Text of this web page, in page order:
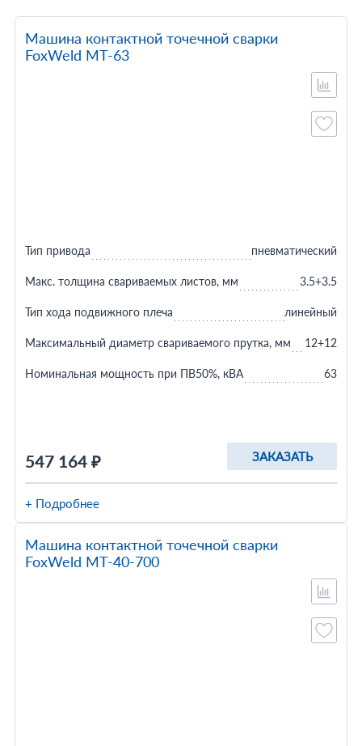
Машина контактной точечной сварки
FoxWeld МТ-63
547 164 ₽ ЗАКАЗАТЬ
Тип привода пневматический
Макс. толщина свариваемых листов, мм 3.5+3.5
Тип хода подвижного плеча линейный
Максимальный диаметр свариваемого прутка, мм 12+12
Номинальная мощность при ПВ50%, кВА 63
+ Подробнее
Машина контактной точечной сварки
FoxWeld МТ-40-700